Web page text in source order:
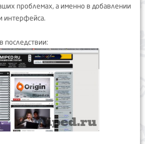
проблемах, а именно в добавлении
интерфейса.
последствии: